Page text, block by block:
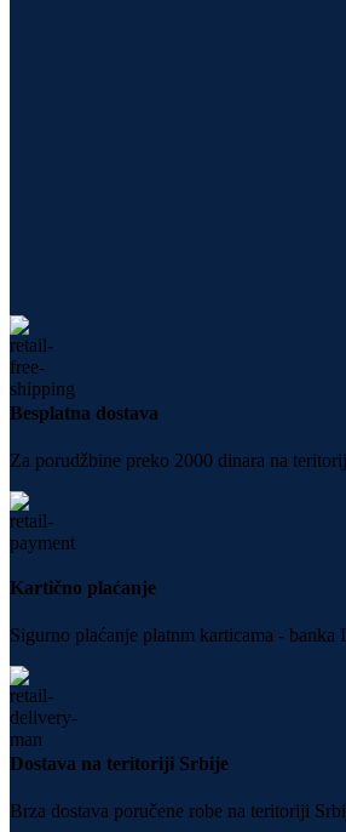
Besplatna dostava
Za porudžbine preko 2000 dinara na
Kartično plaćanje
Sigurno plaćanje platnm karticama - banka
Dostava na teritoriji Srbije
Brza dostava poručene robe na teritoriji